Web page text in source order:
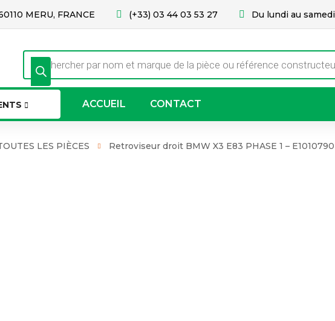
MERU, FRANCE (+33) 03 44 03 53 27 Du lundi au
Recherche
de
produits
ACCUEIL CONTACT
LES PIÈCES Retroviseur droit BMW X3 E83 PHASE 1 – E1010790